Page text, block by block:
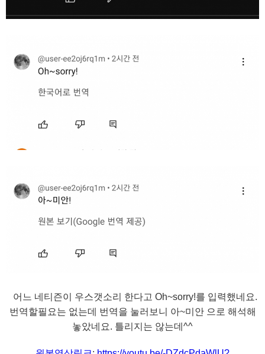
어느 네티즌이 우스갯소리 한다고 Oh~sorry!를 입력했네요.
번역할필요는 없는데 번역을 눌러보니 아~미안 으로 해석해
놓았네요. 틀리지는 않는데^^